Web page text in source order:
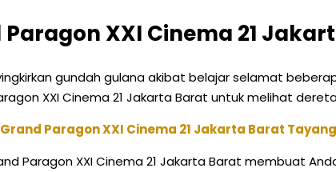
XXI Cinema 21
gundah gulana akibat belajar selamat
XXI Cinema 21 Jakarta Barat untuk melihat
Paragon XXI Cinema 21 Jakarta Barat
Paragon XXI Cinema 21 Jakarta Barat membuat